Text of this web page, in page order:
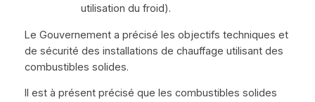
utilisation du froid).
Le Gouvernement a précisé les objectifs techniques et
de sécurité des installations de chauffage utilisant des
combustibles solides.
Il est à présent précisé que les combustibles solides